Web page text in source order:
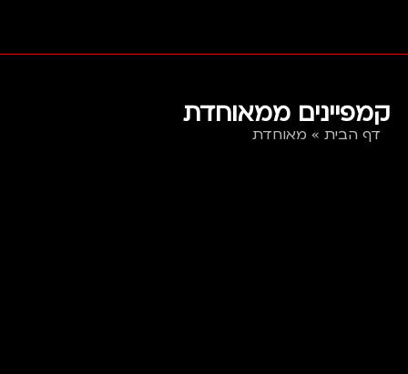
קמפיינים ממאוחדת
דף הבית » מאוחדת